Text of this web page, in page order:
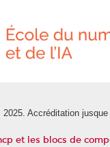
Accréditation jusque
et les blocs de